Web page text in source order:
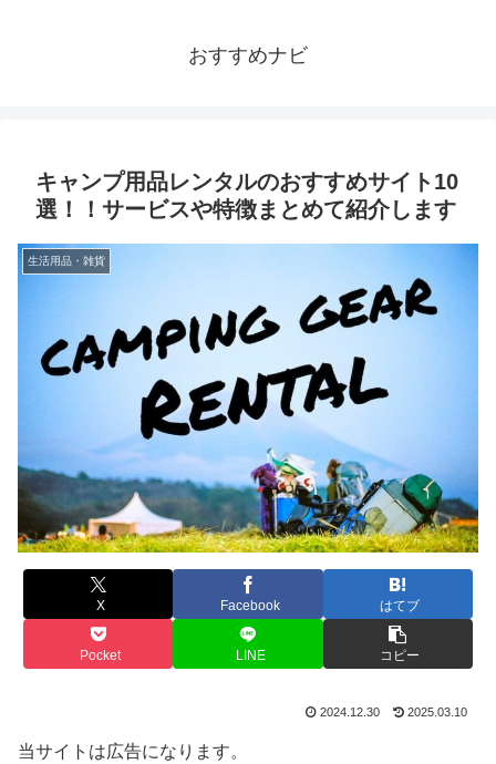
おすすめナビ
キャンプ用品レンタルのおすすめサイト10
選！！サービスや特徴まとめて紹介します
生活用品・雑貨
X Facebook はてブ
Pocket LINE コピー
2024.12.30 2025.03.10
当サイトは広告になります。